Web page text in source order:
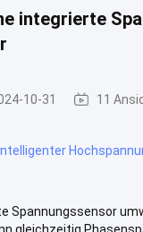
integrierte
10-31 11
Spannungssensor
gleichzeitig